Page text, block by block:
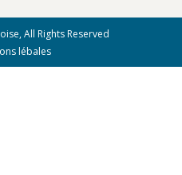
All Rights Reserved
lébales